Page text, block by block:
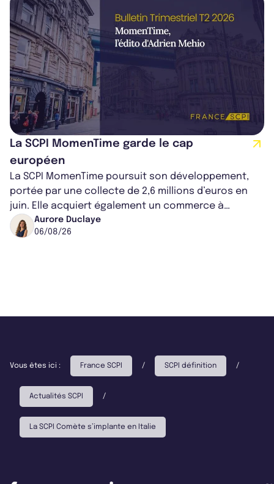
La SCPI MomenTime garde le cap
européen
La SCPI MomenTime poursuit son développement,
portée par une collecte de 2,6 millions d’euros en
juin. Elle acquiert également un commerce à
Worcester, place une plateforme logisti...
Aurore Duclaye
06/08/26
Vous êtes ici : France SCPI / SCPI définition /
Actualités SCPI /
La SCPI Comète s’implante en Italie